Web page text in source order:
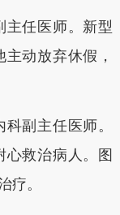
任医师。新型
动放弃休假，
副主任医师。
救治病人。图
疗。